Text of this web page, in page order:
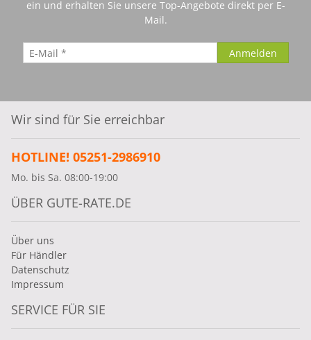
ein und erhalten Sie unsere Top-Angebote direkt per E-
Mail.
Wir sind für Sie erreichbar
HOTLINE! 05251-2986910
Mo. bis Sa. 08:00-19:00
ÜBER GUTE-RATE.DE
Über uns
Für Händler
Datenschutz
Impressum
SERVICE FÜR SIE